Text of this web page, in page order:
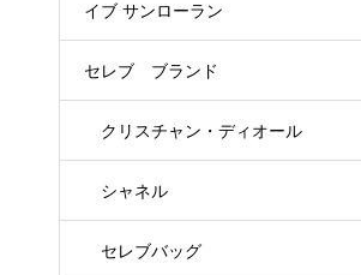
イブ サンローラン
セレブ ブランド
クリスチャン・ディオール
シャネル
セレブバッグ